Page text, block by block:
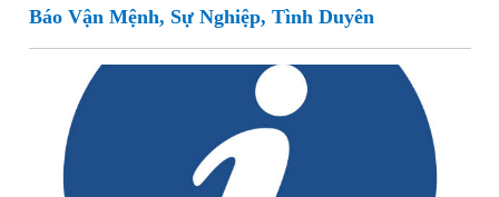
Báo Vận Mệnh, Sự Nghiệp, Tình Duyên